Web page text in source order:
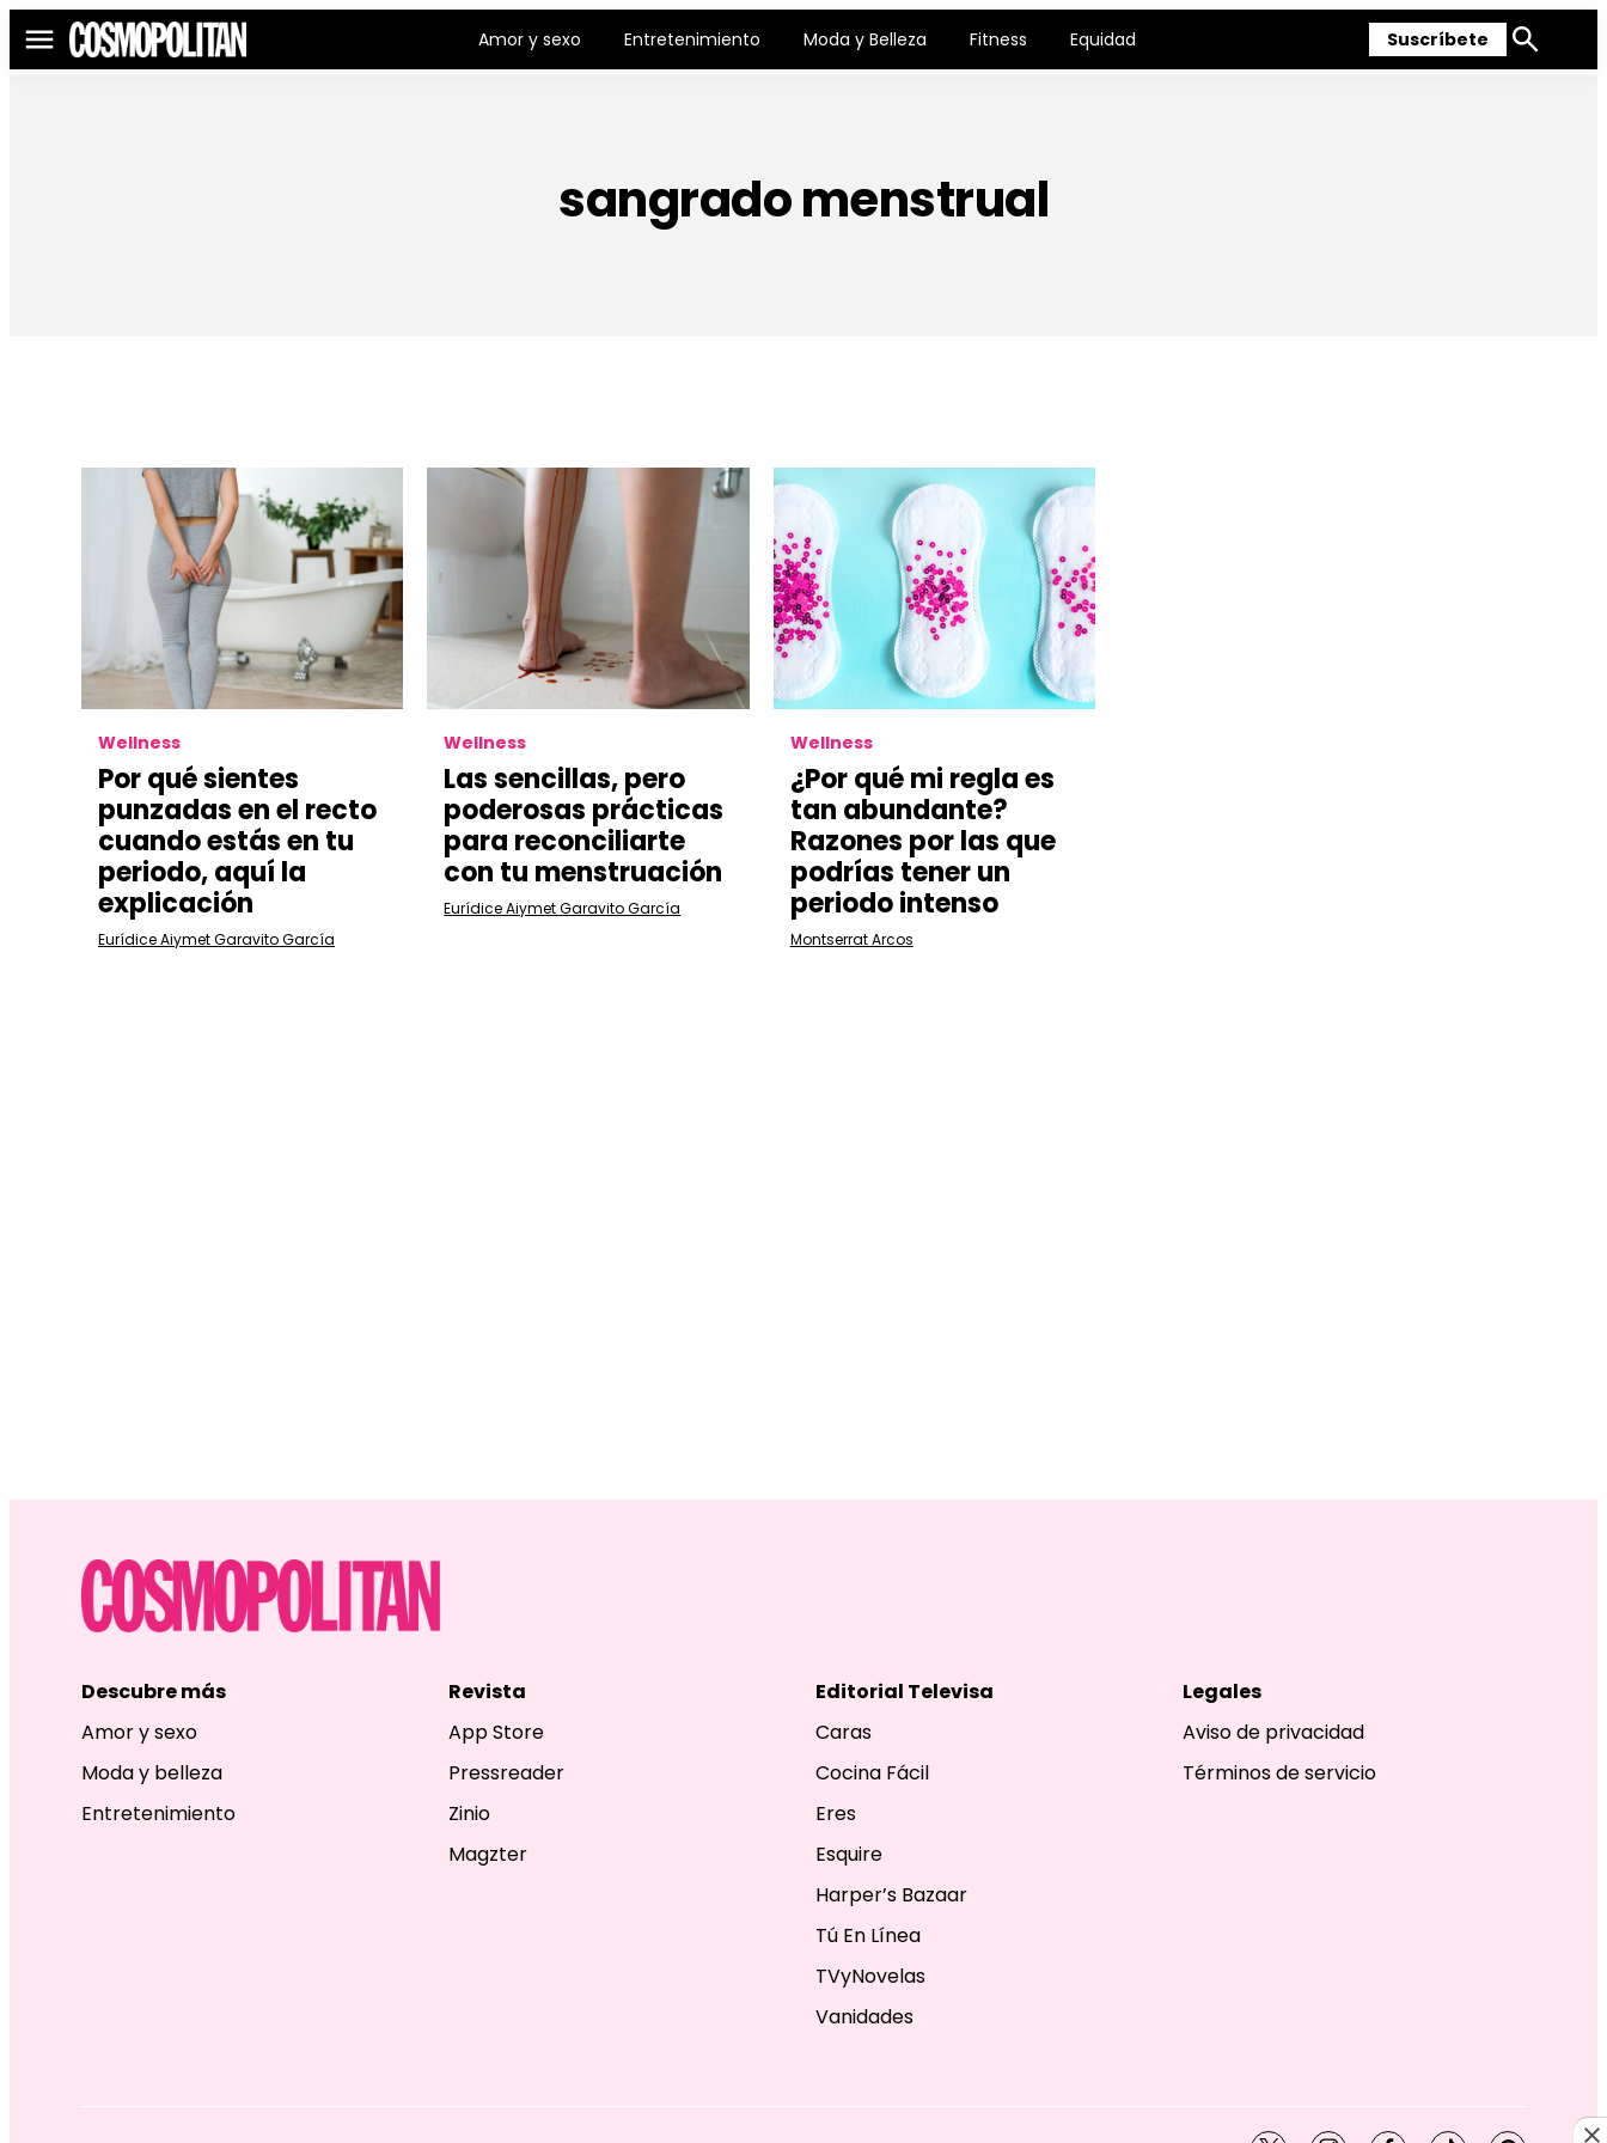
Menú Amor y sexo Entretenimiento Moda y Belleza Fitness Equidad Suscríbete
Mostrar
sangrado menstrual
Wellness
Por qué sientes
punzadas en el recto
cuando estás en tu
periodo, aquí la
explicación
Eurídice Aiymet Garavito García
Wellness
Las sencillas, pero
poderosas prácticas
para reconciliarte
con tu menstruación
Eurídice Aiymet Garavito García
Wellness
¿Por qué mi regla es
tan abundante?
Razones por las que
podrías tener un
periodo intenso
Montserrat Arcos
Descubre más
Amor y sexo
Moda y belleza
Entretenimiento
Revista
App Store
Pressreader
Zinio
Magzter
Editorial Televisa
Caras
Cocina Fácil
Eres
Esquire
Harper’s Bazaar
Tú En Línea
TVyNovelas
Vanidades
Legales
Aviso de privacidad
Términos de servicio